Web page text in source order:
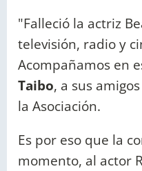
"Falleció la actriz
televisión, radio y
Acompañamos en
Taibo, a sus
la Asociación.
Es por eso que la
momento, al actor